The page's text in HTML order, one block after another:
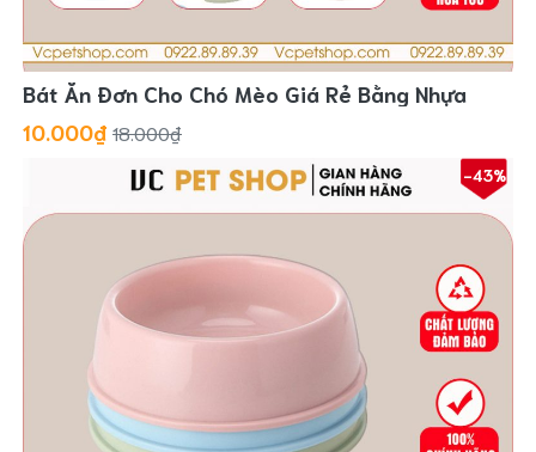
Bát Ăn Đơn Cho Chó Mèo Giá Rẻ Bằng Nhựa
10.000₫ 18.000₫
-43%